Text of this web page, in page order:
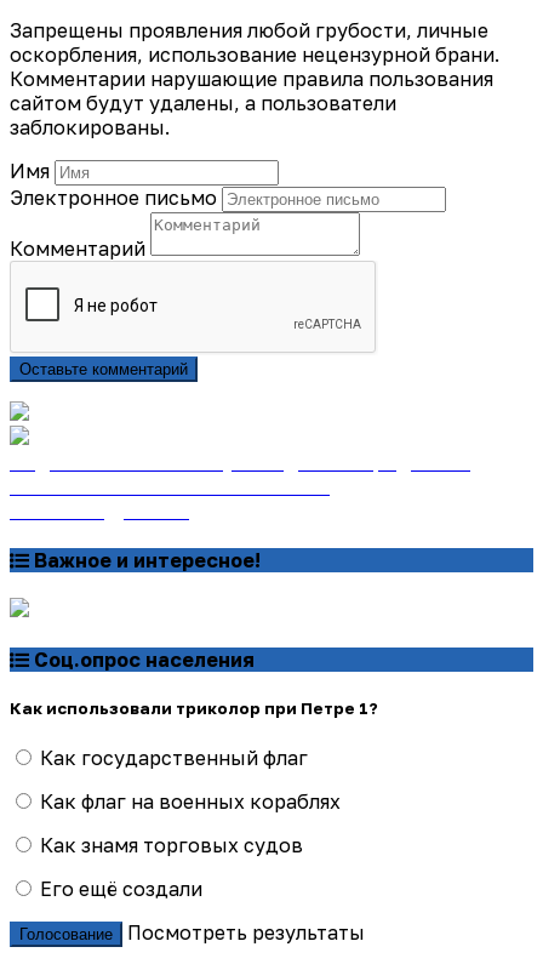
Запрещены проявления любой грубости, личные
оскорбления, использование нецензурной брани.
Комментарии нарушающие правила пользования
сайтом будут удалены, а пользователи
заблокированы.
Имя
Электронное письмо
Комментарий
Оставьте комментарий
Важное и интересное!
Соц.опрос населения
Как использовали триколор при Петре 1?
Как государственный флаг
Как флаг на военных кораблях
Как знамя торговых судов
Его ещё создали
Голосование
Посмотреть результаты